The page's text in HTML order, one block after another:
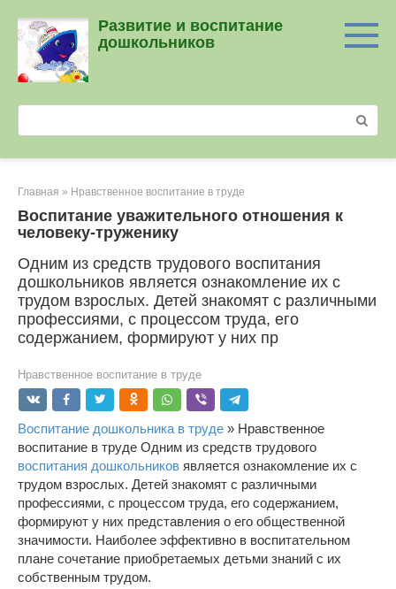
контенту
Развитие и воспитание
дошкольников
Главная » Нравственное воспитание в труде
Воспитание уважительного отношения к
человеку-труженику
Одним из средств трудового воспитания
дошкольников является ознакомление их с
трудом взрослых. Детей знакомят с различными
профессиями, с процессом труда, его
содержанием, формируют у них пр
Нравственное воспитание в труде
Воспитание дошкольника в труде » Нравственное
воспитание в труде Одним из средств трудового
воспитания дошкольников является ознакомление их с
трудом взрослых. Детей знакомят с различными
профессиями, с процессом труда, его содержанием,
формируют у них представления о его общественной
значимости. Наиболее эффективно в воспитательном
плане сочетание приобретаемых детьми знаний с их
собственным трудом.